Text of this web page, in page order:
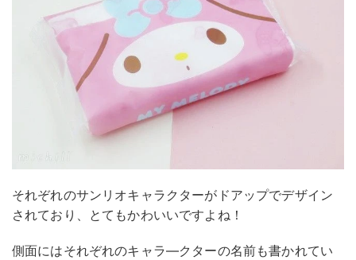
それぞれのサンリオキャラクターがドアップでデザイン
されており、とてもかわいいですよね！
側面にはそれぞれのキャラ―クターの名前も書かれてい